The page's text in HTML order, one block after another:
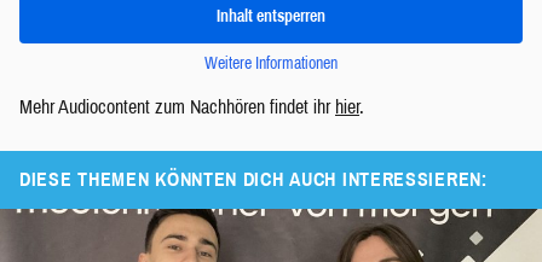
Inhalt entsperren
Weitere Informationen
Mehr Audiocontent zum Nachhören findet ihr hier.
DIESE THEMEN KÖNNTEN DICH AUCH INTERESSIEREN: